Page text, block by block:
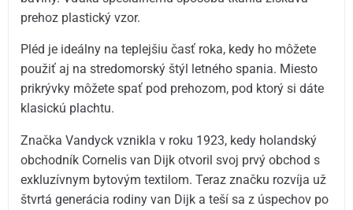
prehoz plastický vzor.
Pléd je ideálny na teplejšiu časť roka, kedy ho môžete
použiť aj na stredomorský štýl letného spania. Miesto
prikrývky môžete spať pod prehozom, pod ktorý si dáte
klasickú plachtu.
Značka Vandyck vznikla v roku 1923, kedy holandský
obchodník Cornelis van Dijk otvoril svoj prvý obchod s
exkluzívnym bytovým textilom. Teraz značku rozvíja už
štvrtá generácia rodiny van Dijk a teší sa z úspechov po